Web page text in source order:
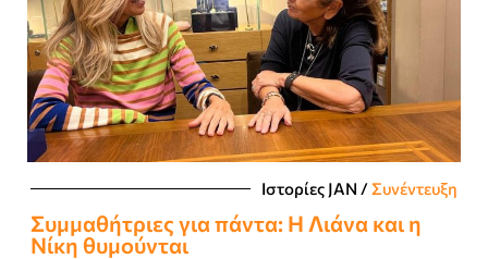
Ιστορίες JΑΝ /Συνέντευξη
Συμμαθήτριες για πάντα: Η Λιάνα και η
Νίκη θυμούνται